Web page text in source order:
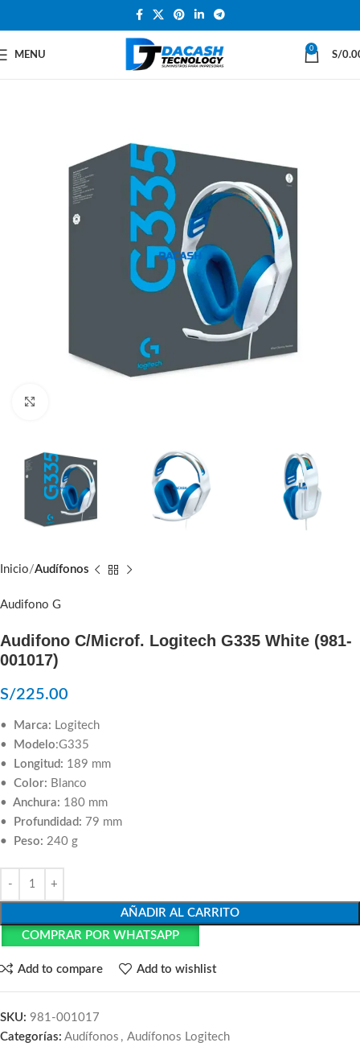
MENU
0
S/
Inicio Audífonos
Audifono G
Audifono C/Microf. Logitech G335 White (981-
001017)
S/225.00
• Marca: Logitech
•
Modelo:G335
•
Longitud: 189 mm
•
Color: Blanco
• Anchura: 180 mm
•
Profundidad: 79 mm
• Peso: 240 g
AÑADIR AL CARRITO
COMPRAR POR WHATSAPP
Add to compare Add to wishlist
SKU: 981-001017
Categorías: Audífonos , Audífonos Logitech